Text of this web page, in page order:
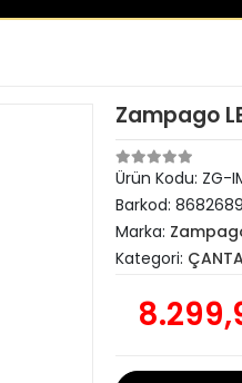
Zampago
Ürün Kodu: ZG-
Barkod:
Marka:
Kategori: